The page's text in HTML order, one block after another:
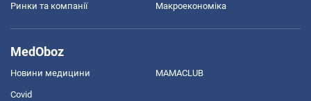
Ринки та компанії Макроекономіка
MedOboz
Новини медицини MAMACLUB
Covid